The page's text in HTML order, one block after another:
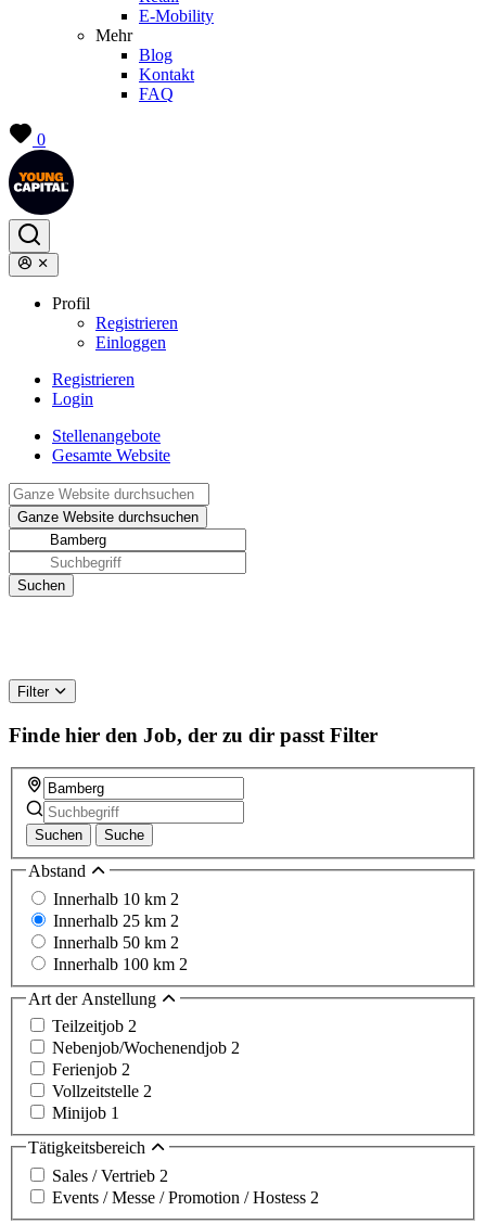
E-Mobility
Mehr
Blog
Kontakt
FAQ
0
Profil
Registrieren
Einloggen
Registrieren
Login
Stellenangebote
Gesamte Website
Filter
Finde hier den Job, der zu dir passt Filter
Suchen Suche
Abstand
Innerhalb 10 km 2
Innerhalb 25 km 2
Innerhalb 50 km 2
Innerhalb 100 km 2
Art der Anstellung
Teilzeitjob 2
Nebenjob/Wochenendjob 2
Ferienjob 2
Vollzeitstelle 2
Minijob 1
Tätigkeitsbereich
Sales / Vertrieb 2
Events / Messe / Promotion / Hostess 2